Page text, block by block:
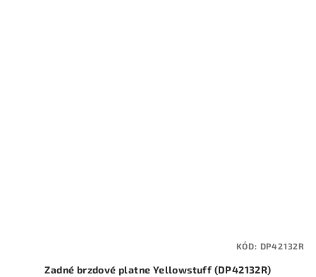
Zadné brzdové platne Yellowstuff (DP42132R)
KÓD: DP42132R